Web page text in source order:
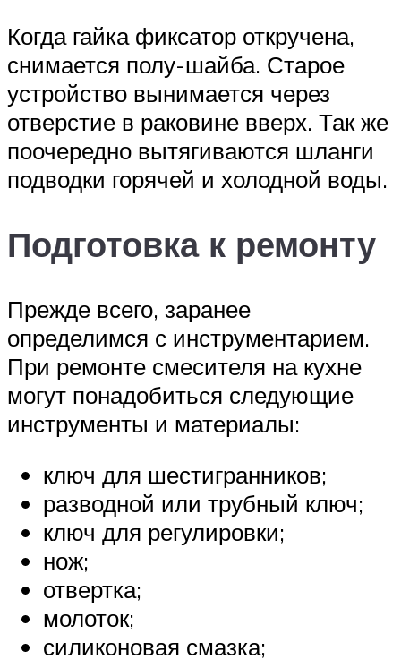
Когда гайка фиксатор откручена,
снимается полу-шайба. Старое
устройство вынимается через
отверстие в раковине вверх. Так же
поочередно вытягиваются шланги
подводки горячей и холодной воды.
Подготовка к ремонту
Прежде всего, заранее
определимся с инструментарием.
При ремонте смесителя на кухне
могут понадобиться следующие
инструменты и материалы:
ключ для шестигранников;
разводной или трубный ключ;
ключ для регулировки;
нож;
отвертка;
молоток;
силиконовая смазка;